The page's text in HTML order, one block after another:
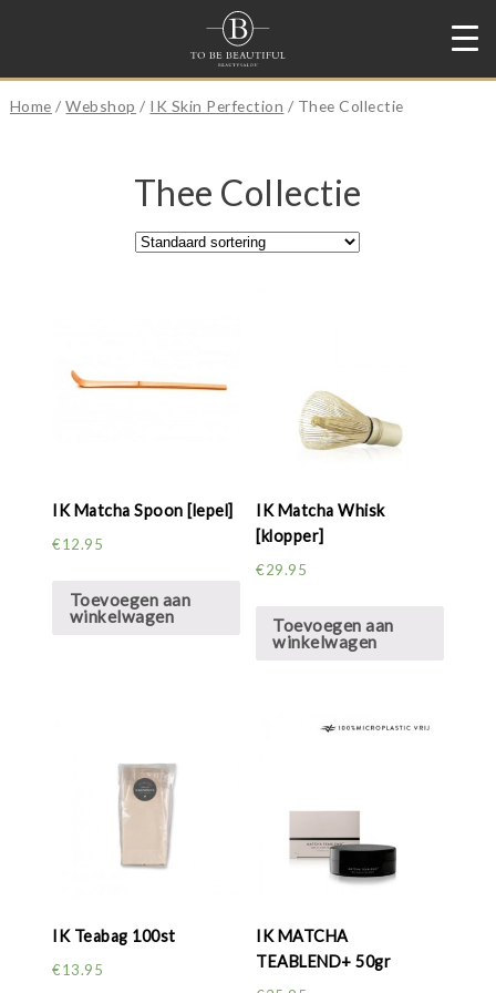
Home /Webshop / IK Skin Perfection / Thee Collectie
Thee Collectie
IK Matcha Spoon [lepel]
€12.95
Toevoegen aan
winkelwagen
IK Matcha Whisk
[klopper]
€29.95
Toevoegen aan
winkelwagen
IK Teabag 100st
€13.95
IK MATCHA
TEABLEND+ 50gr